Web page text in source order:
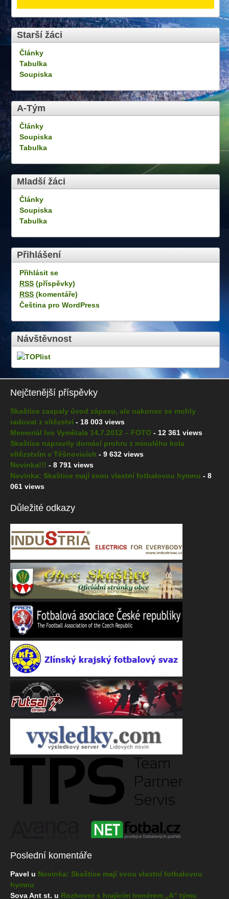
Starší žáci
Články
Tabulka
Soupiska
A-Tým
Články
Soupiska
Tabulka
Mladší žáci
Články
Soupiska
Tabulka
Přihlášení
Přihlásit se
RSS (příspěvky)
RSS (komentáře)
Čeština pro WordPress
Návštěvnost
Nejčtenější příspěvky
Skaštice zaspaly úvod zápasu, ale nakonec se mohly
radovat z vítězství - 18 003 views
Memoriál Ivo Vymětala 14.7.2012 – FOTO - 12 361 views
Skaštice napravily domácí prohru z minulého kola
vítězstvím v Těšnovicích - 9 632 views
Novinka!!! - 8 791 views
Novinka: Skaštice mají svou vlastní fotbalovou hymnu - 8
061 views
Důležité odkazy
Poslední komentáře
Pavel u Novinka: Skaštice mají svou vlastní fotbalovou
hymnu
Sova Ant st. u Rozhovor s hrajícím trenérem „A“ týmu